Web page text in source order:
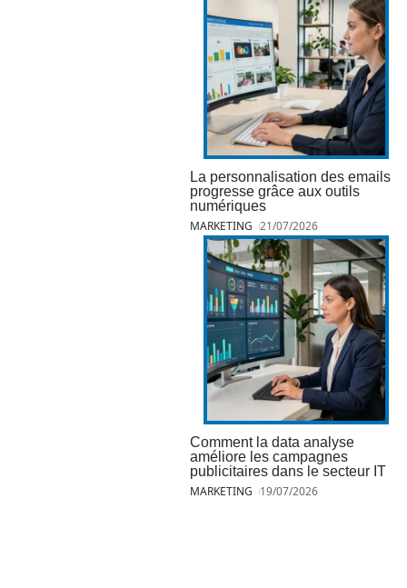
La personnalisation des emails
progresse grâce aux outils
numériques
MARKETING 21/07/2026
Comment la data analyse
améliore les campagnes
publicitaires dans le secteur IT
MARKETING 19/07/2026